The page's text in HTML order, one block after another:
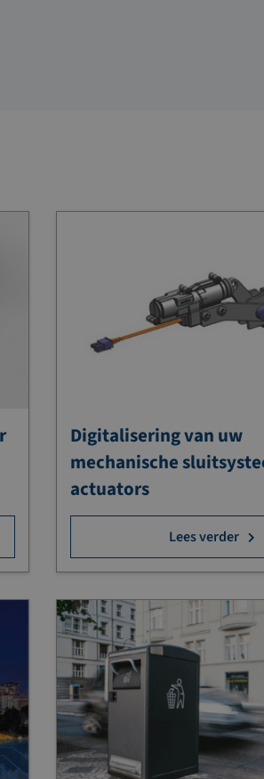
Digitalisering van uw
mechanische
actuators
Lees verder